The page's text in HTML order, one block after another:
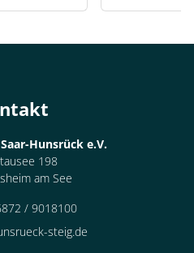
Hunsrück e.V.
198
am See
/ 9018100
steig.de